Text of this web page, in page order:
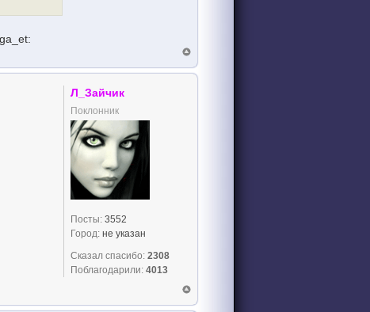
Л_Зайчик
Поклонник
Посты: 3552
Город: не указан
Сказал спасибо: 2308
Поблагодарили: 4013